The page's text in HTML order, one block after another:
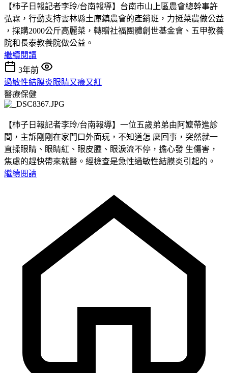
【柿子日報記者李玲/台南報導】台南市山上區農會總幹事許
弘霖，行動支持雲林縣土庫鎮農會的產銷班，力挺菜農做公益
，採購2000公斤高麗菜，轉贈社福團體創世基金會、五甲教養
院和長泰教養院做公益。
繼續閱讀
3年前
過敏性結膜炎眼睛又癢又紅
醫療保健
【柿子日報記者李玲/台南報導】一位五歲弟弟由阿嬤帶進診
間，主訴剛剛在家門口外面玩，不知道怎 麼回事，突然就一
直揉眼睛、眼睛紅、眼皮腫、眼淚流不停，擔心發 生傷害，
焦慮的趕快帶來就醫。經檢查是急性過敏性結膜炎引起的。
繼續閱讀